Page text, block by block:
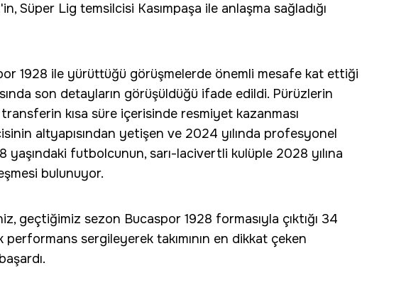
Süper Lig temsilcisi Kasımpaşa ile anlaşma sağladığı
1928 ile yürüttüğü görüşmelerde önemli mesafe kat ettiği
son detayların görüşüldüğü ifade edildi. Pürüzlerin
kısa süre içerisinde resmiyet kazanması
altyapısından yetişen ve 2024 yılında profesyonel
yaşındaki futbolcunun, sarı-lacivertli kulüple 2028 yılına
bulunuyor.
geçtiğimiz sezon Bucaspor 1928 formasıyla çıktığı 34
sergileyerek takımının en dikkat çeken